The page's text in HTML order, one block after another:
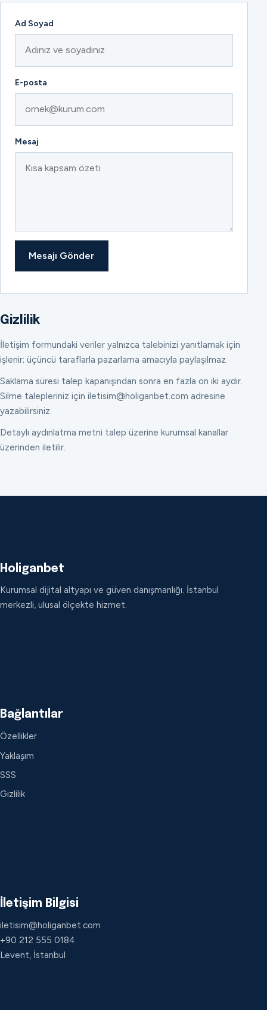
Ad Soyad
E-posta
Mesaj
Mesajı Gönder
Gizlilik
İletişim formundaki veriler yalnızca talebinizi yanıtlamak için
işlenir; üçüncü taraflarla pazarlama amacıyla paylaşılmaz.
Saklama süresi talep kapanışından sonra en fazla on iki aydır.
Silme talepleriniz için iletisim@holiganbet.com adresine
yazabilirsiniz.
Detaylı aydınlatma metni talep üzerine kurumsal kanallar
üzerinden iletilir.
Holiganbet
Kurumsal dijital altyapı ve güven danışmanlığı. İstanbul
merkezli, ulusal ölçekte hizmet.
Bağlantılar
Özellikler
Yaklaşım
SSS
Gizlilik
İletişim Bilgisi
iletisim@holiganbet.com
+90 212 555 0184
Levent, İstanbul